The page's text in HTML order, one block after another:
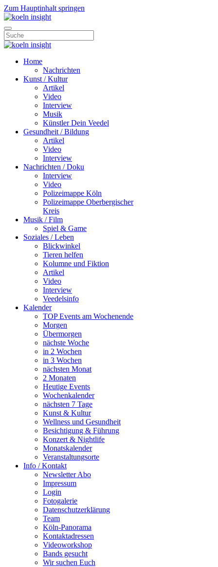
Zum Hauptinhalt springen
Home
Nachrichten
Kunst / Kultur
Artikel
Video
Interview
Musik
Künstler Dein Veedel
Gesundheit / Bildung
Artikel
Video
Interview
Nachrichten / Doku
Interview
Video
Polizeimappe Köln
Polizeimappe Oberbergischer
Kreis
Musik / Film
Spiel & Game
Soziales / Leben
Blickwinkel
Tieren helfen
Kolumne und Fiktion
Artikel
Video
Interview
Veedelsinfo
Kalender
TOP Events am Wochenende
Morgen
Übermorgen
nächste Woche
in 2 Wochen
in 3 Wochen
nächsten Monat
2 Monaten
Heutige Events
Wochenkalender
nächsten 7 Tage
Kunst & Kultur
Wellness und Gesundheit
Besichtigung & Führung
Konzert & Nightlife
Monatskalender
Veranstaltungsorte
Info / Kontakt
Newsletter Abo
Impressum
Login
Fotogalerie
Datenschutzerklärung
Team
Köln-Panorama
Kontaktadressen
Videoworkshop
Bands gesucht
Wir suchen Euch